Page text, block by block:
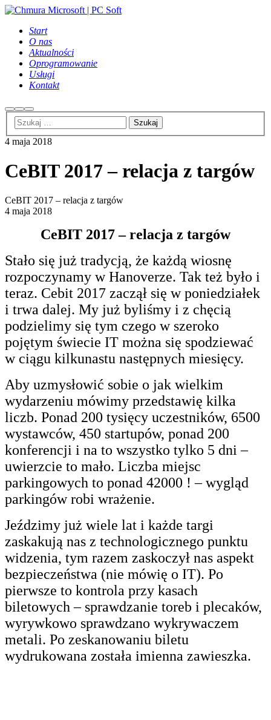
Start
O nas
Aktualności
Oprogramowanie
Usługi
Kontakt
Szukaj
Więcej
informacji
Główne
menu
4 maja 2018
CeBIT 2017 – relacja z targów
CeBIT 2017 – relacja z targów
4 maja 2018
CeBIT 2017 – relacja z targów
Stało się już tradycją, że każdą wiosnę
rozpoczynamy w Hanoverze. Tak też było i
teraz. Cebit 2017 zaczął się w poniedziałek
i trwa dalej. My już byliśmy i z chęcią
podzielimy się tym czego w szeroko
pojętym świecie IT można się spodziewać
w ciągu kilkunastu następnych miesięcy.
Aby uzmysłowić sobie o jak wielkim
wydarzeniu mówimy przedstawię kilka
liczb. Ponad 200 tysięcy uczestników, 6500
wystawców, 450 startupów, ponad 200
konferencji i na to wszystko tylko 5 dni –
uwierzcie to mało. Liczba miejsc
parkingowych to ponad 42000 ! – wygląd
parkingów robi wrażenie.
Jeździmy już wiele lat i każde targi
zaskakują nas z technologicznego punktu
widzenia, tym razem zaskoczył nas aspekt
bezpieczeństwa (nie mówię o IT). Po
pierwsze to kontrola przy kasach
biletowych – sprawdzanie toreb i plecaków,
wyrywkowo sprawdzano wykrywaczem
metali. Po zeskanowaniu biletu
wydrukowana została imienna zawieszka.